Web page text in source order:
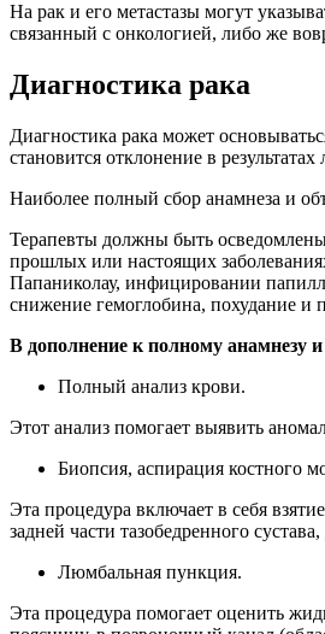
На рак и его метастазы могут
связанный с онкологией, либо же
Диагностика рака
Диагностика рака может
становится отклонение в
Наиболее полный сбор анамнеза и
Терапевты должны быть
прошлых или настоящих
Папаниколау, инфицировании
снижение гемоглобина, похудание и
В дополнение к полному анамнезу
Полный анализ крови.
Этот анализ помогает выявить
Биопсия, аспирация костного
Эта процедура включает в себя
задней части тазобедренного
Люмбальная пункция.
Эта процедура помогает оценить